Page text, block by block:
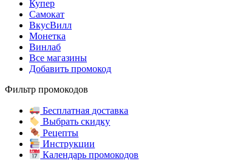
Купер
Самокат
ВкусВилл
Монетка
Винлаб
Все магазины
Добавить промокод
Фильтр промокодов
Бесплатная доставка
Выбрать скидку
Рецепты
Инструкции
Календарь промокодов